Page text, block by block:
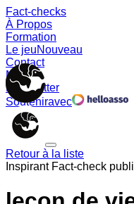
Fact-checks
À Propos
Formation
Le jeuNouveau
Contact
Memes
Newsletter
Souteniravec
Retour à la liste
InspirantFact-check